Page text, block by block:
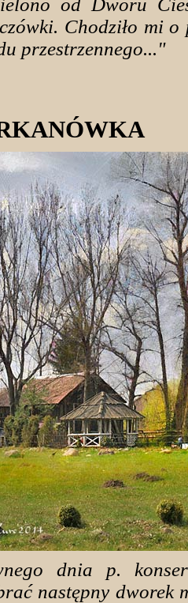
od Dworu
Chodziło mi
przestrzennego..."
dnia p.
następny dworek